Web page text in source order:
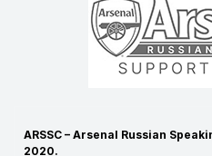
ARSSC – Arsenal Russian
2020.